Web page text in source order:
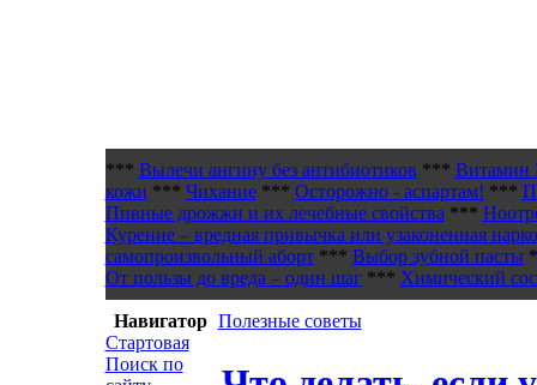
*** Вылечи ангину без антибиотиков *** Витамин
кожи *** Чихание*** Осторожно - аспартам! ***
Пивные дрожжи и их лечебные свойства ***
Курение – вредная привычка или узаконенная
самопроизвольный аборт*** Выбор зубной пасты
От пользы до вреда – один шаг*** Химический
Навигатор
Стартовая
Поиск по
Полезные советы